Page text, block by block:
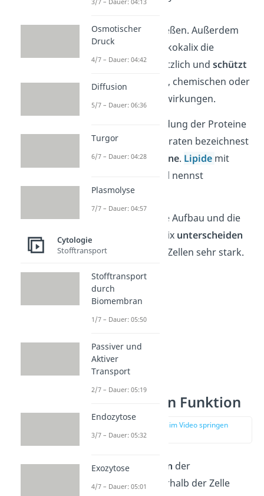
zusammenzuschließen. Außerdem
stabilisiert
die Glykokalix die
Zellmembran zusätzlich undschützt
sie so vor fremden, chemischen oder
mechanischen Einwirkungen.
Die Verbindung der Proteine
mit den Kohlenhydraten bezeichnest
du alsGlykoproteine. Lipide mit
Kohlenhydratanteil nennst
duGlykolipide
Der grundsätzliche Aufbau und die
Dicke der Glykokalix unterscheiden
sich zwischen den Zellen sehr stark.
Zellmembran Funktion
zur Stelle im Video springen
(02:46)
DieHauptaufgaben der
Zellmembran innerhalb der Zelle
Osmotischer
Druck
4/7 – Dauer: 04:42
Diffusion
5/7 – Dauer: 06:36
Turgor
6/7 – Dauer: 04:28
Plasmolyse
7/7 – Dauer: 04:57
Cytologie
Stofftransport
Stofftransport
durch
Biomembran
1/7 – Dauer: 05:50
Passiver und
Aktiver
Transport
2/7 – Dauer: 05:19
Endozytose
3/7 – Dauer: 05:32
Exozytose
4/7 – Dauer: 05:01